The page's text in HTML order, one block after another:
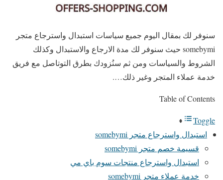
سنوفر لك بمقال اليوم جميع سياسات استبدال واسترجاع متجر
somebymi حيث سنوفر لك مدة الارجاع والاستبدال وكذلك
الشروط والسياسات ومن ثم سنُزودك بطرق التوتاصل مع فريق
خدمة عملاء المتجر وغير ذلك….
Table of Contents
Toggle
استبدال واسترجاع متجر somebymi
قسيمة خصم متجر somebymi
استبدال واسترجاع منتجات سوم باي مي
خدمة عملاء متجر somebymi